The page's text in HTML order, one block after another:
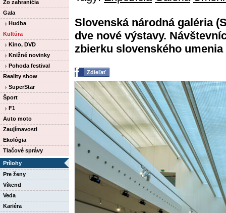
Zo zahraničia
Gala
Hudba
Kultúra
Kino, DVD
Knižné novinky
Pohoda festival
Reality show
SuperStar
Šport
F1
Auto moto
Zaujímavosti
Ekológia
Tlačové správy
Prílohy
Pre ženy
Víkend
Veda
Kariéra
Slovenská národná galéria
dve nové výstavy.
zbierku slovenského
Zdieľať